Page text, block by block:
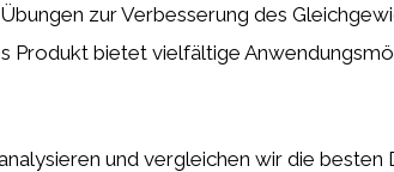
zur Verbesserung des
Produkt bietet vielfältige
und vergleichen wir die besten